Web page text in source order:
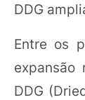
DDG
Entre os
expansão
DDG